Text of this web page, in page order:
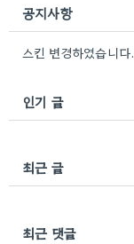
공지사항
스킨 변경하였습니다.
인기 글
최근 글
최근 댓글